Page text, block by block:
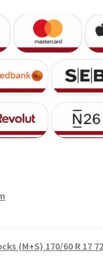
(M+S) 170/60 R 17